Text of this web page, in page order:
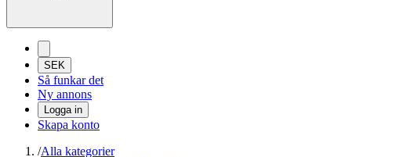
SEK
Så funkar det
Ny annons
Logga in
Skapa konto
/Alla kategorier